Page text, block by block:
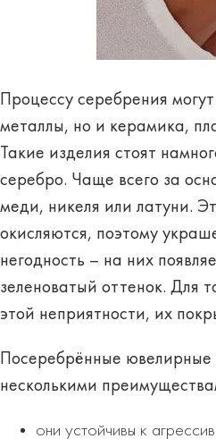
Процессу серебрения
металлы, но и керамика,
Такие изделия стоят
серебро. Чаще всего за
меди, никеля или латуни.
окисляются, поэтому
негодность – на них
зеленоватый оттенок. Для
этой неприятности, их
Посеребрённые
несколькими
они устойчивы к